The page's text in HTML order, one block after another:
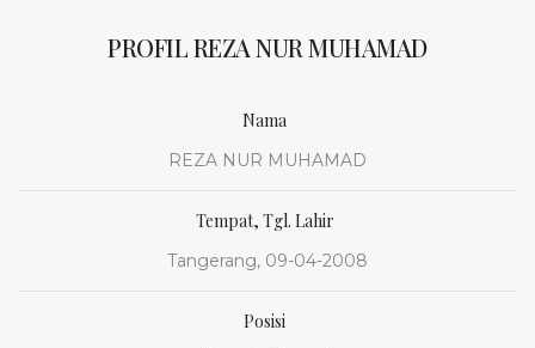
PROFIL REZA NUR MUHAMAD
Nama
REZA NUR MUHAMAD
Tempat, Tgl. Lahir
Tangerang, 09-04-2008
Posisi